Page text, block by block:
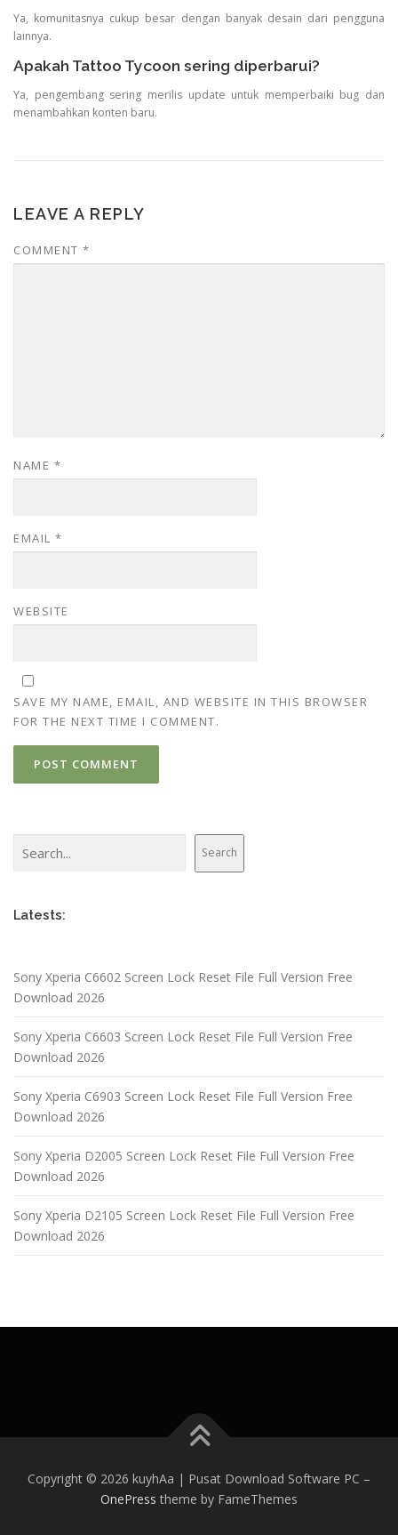
Ya, komunitasnya cukup besar dengan banyak desain dari pengguna
lainnya.
Apakah Tattoo Tycoon sering diperbarui?
Ya, pengembang sering merilis update untuk memperbaiki bug dan
menambahkan konten baru.
LEAVE A REPLY
COMMENT *
NAME *
EMAIL *
WEBSITE
SAVE MY NAME, EMAIL, AND WEBSITE IN THIS BROWSER
FOR THE NEXT TIME I COMMENT.
Search
Latests:
Sony Xperia C6602 Screen Lock Reset File Full Version Free
Download 2026
Sony Xperia C6603 Screen Lock Reset File Full Version Free
Download 2026
Sony Xperia C6903 Screen Lock Reset File Full Version Free
Download 2026
Sony Xperia D2005 Screen Lock Reset File Full Version Free
Download 2026
Sony Xperia D2105 Screen Lock Reset File Full Version Free
Download 2026
Copyright © 2026 kuyhAa | Pusat Download Software PC –
OnePress theme by FameThemes